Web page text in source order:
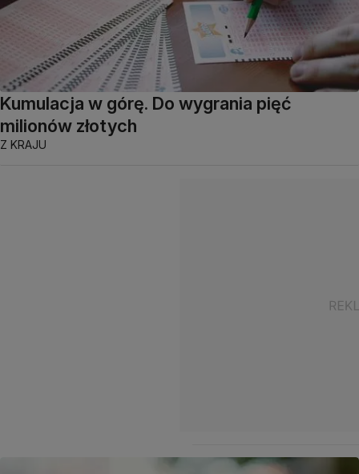
Kumulacja w górę. Do wygrania pięć
milionów złotych
Z KRAJU